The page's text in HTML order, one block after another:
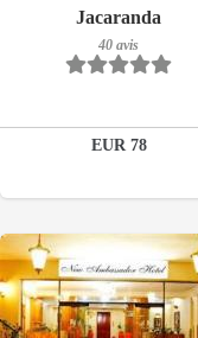
Jacaranda
40 avis
EUR 78
Petit-déjeuner inclus
40 avis